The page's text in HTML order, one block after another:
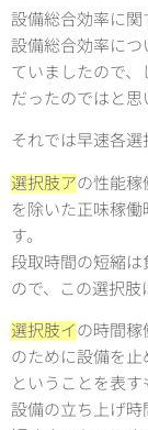
設備総合効率に関
設備総合効率につ
ていましたので
だったのではと思
それでは早速各選
選択肢アの性能稼
を除いた正味稼
す。
段取時間の短縮
ので、この選択肢
選択肢イの時間稼
のために設備を
ということを表す
設備の立ち上げ時